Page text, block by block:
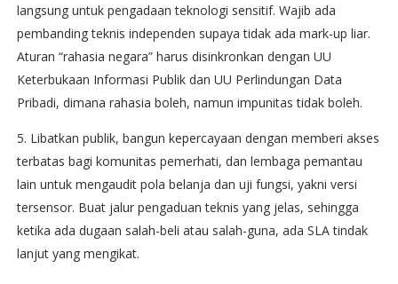
langsung untuk pengadaan teknologi sensitif. Wajib ada
pembanding teknis independen supaya tidak ada mark-up liar.
Aturan “rahasia negara” harus disinkronkan dengan UU
Keterbukaan Informasi Publik dan UU Perlindungan Data
Pribadi, dimana rahasia boleh, namun impunitas tidak boleh.
5. Libatkan publik, bangun kepercayaan dengan memberi akses
terbatas bagi komunitas pemerhati, dan lembaga pemantau
lain untuk mengaudit pola belanja dan uji fungsi, yakni versi
tersensor. Buat jalur pengaduan teknis yang jelas, sehingga
ketika ada dugaan salah-beli atau salah-guna, ada SLA tindak
lanjut yang mengikat.